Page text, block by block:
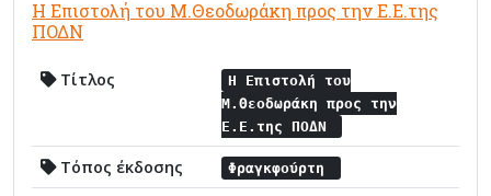
Η Επιστολή του Μ.Θεοδωράκη προς την Ε.Ε.της
ΠΟΔΝ
Τίτλος
Η Επιστολή του
Μ.Θεοδωράκη προς την
Ε.Ε.της ΠΟΔΝ
Τόπος έκδοσης Φραγκφούρτη